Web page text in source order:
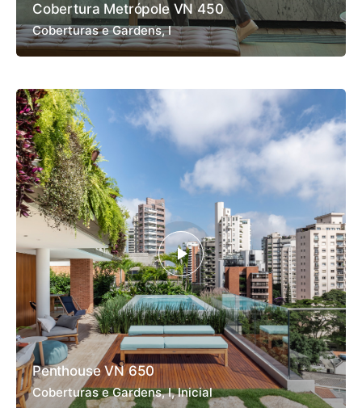
Cobertura Metrópole VN 450
Coberturas e Gardens I
Penthouse VN 650
Coberturas e Gardens I Inicial